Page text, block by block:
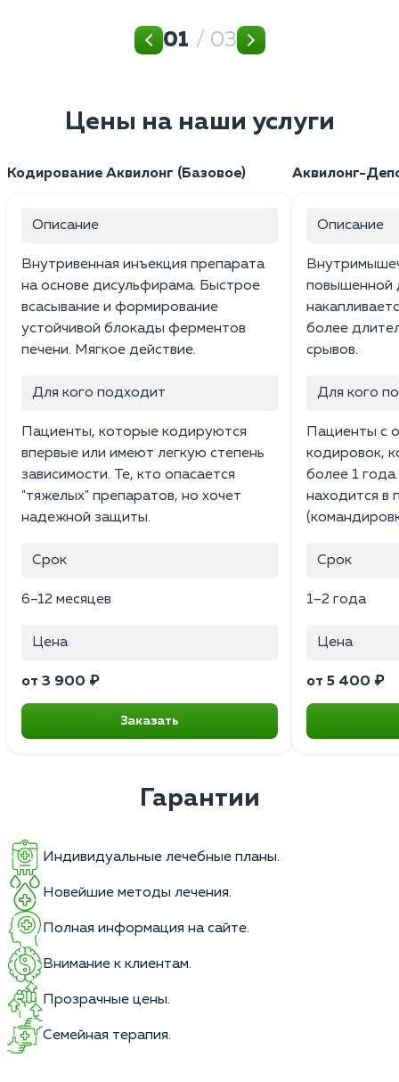
01 / 03
Цены на наши услуги
Кодирование Аквилонг (Базовое)
Описание
Внутривенная инъекция препарата
на основе дисульфирама. Быстрое
всасывание и формирование
устойчивой блокады ферментов
печени. Мягкое действие.
Для кого подходит
Пациенты, которые кодируются
впервые или имеют легкую степень
зависимости. Те, кто опасается
"тяжелых" препаратов, но хочет
надежной защиты.
Срок
6–12 месяцев
Цена
от 3 900 ₽
Заказать
Аквилонг-
Описание
повышенной
более
срывов.
Для кого
Пациенты с
кодировок,
более 1
находится в
Срок
1–2 года
Цена
от 5 400 ₽
Гарантии
Индивидуальные лечебные планы.
Новейшие методы лечения.
Полная информация на сайте.
Внимание к клиентам.
Прозрачные цены.
Семейная терапия.